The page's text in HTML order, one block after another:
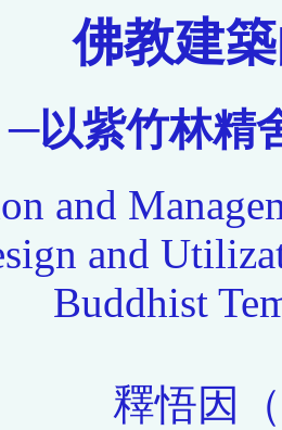
佛教建
─以紫竹林精
and
and
Buddhist
釋悟因